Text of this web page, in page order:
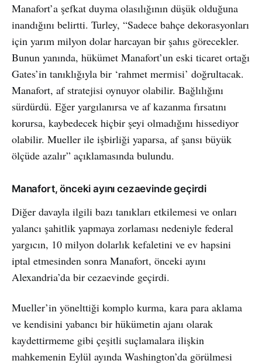
Manafort’a şefkat duyma olasılığının düşük olduğuna
inandığını belirtti. Turley, “Sadece bahçe dekorasyonları
için yarım milyon dolar harcayan bir şahıs görecekler.
Bunun yanında, hükümet Manafort’un eski ticaret ortağı
Gates’in tanıklığıyla bir ‘rahmet mermisi’ doğrultacak.
Manafort, af stratejisi oynuyor olabilir. Bağlılığını
sürdürdü. Eğer yargılanırsa ve af kazanma fırsatını
korursa, kaybedecek hiçbir şeyi olmadığını hissediyor
olabilir. Mueller ile işbirliği yaparsa, af şansı büyük
ölçüde azalır” açıklamasında bulundu.
Manafort, önceki ayını cezaevinde geçirdi
Diğer davayla ilgili bazı tanıkları etkilemesi ve onları
yalancı şahitlik yapmaya zorlaması nedeniyle federal
yargıcın, 10 milyon dolarlık kefaletini ve ev hapsini
iptal etmesinden sonra Manafort, önceki ayını
Alexandria’da bir cezaevinde geçirdi.
Mueller’in yönelttiği komplo kurma, kara para aklama
ve kendisini yabancı bir hükümetin ajanı olarak
kaydettirmeme gibi çeşitli suçlamalara ilişkin
mahkemenin Eylül ayında Washington’da görülmesi